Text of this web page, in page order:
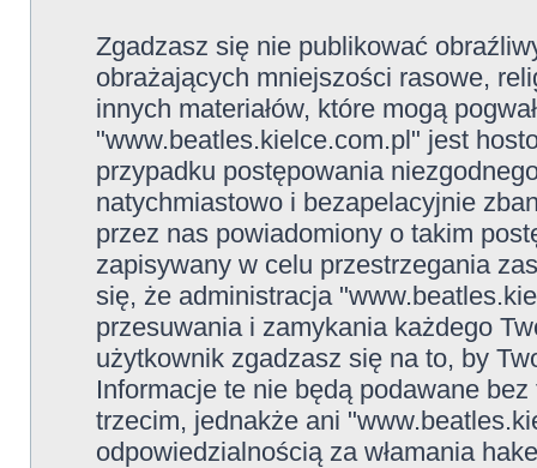
Zgadzasz się nie publikować
obrażających mniejszości rasowe,
innych materiałów, które mogą
"www.beatles.kielce.com.pl" jest
przypadku postępowania
natychmiastowo i bezapelacyjnie
przez nas powiadomiony o takim
zapisywany w celu przestrzegania
się, że administracja
przesuwania i zamykania każdego
użytkownik zgadzasz się na to, by
Informacje te nie będą podawane
trzecim, jednakże ani
odpowiedzialnością za włamania